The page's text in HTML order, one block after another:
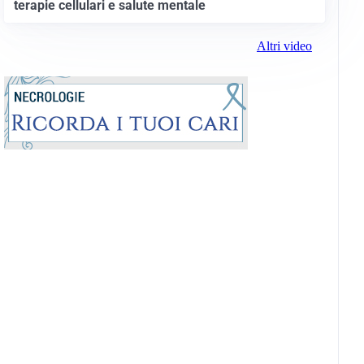
terapie cellulari e salute mentale
Altri video